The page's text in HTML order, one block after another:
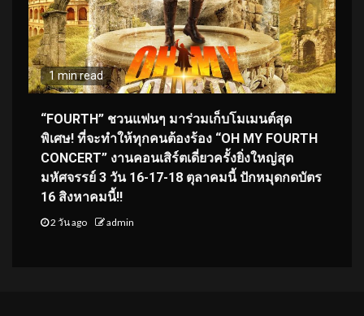
1 min read
“FOURTH” ชวนแฟนๆ มาร่วมเก็บโมเมนต์สุด
พิเศษ! ที่จะทำให้ทุกคนต้องร้อง “OH MY FOURTH
CONCERT” งานคอนเสิร์ตเดี่ยวครั้งยิ่งใหญ่สุด
มหัศจรรย์ 3 วัน 16-17-18 ตุลาคมนี้ ปักหมุดกดบัตร
16 สิงหาคมนี้!!
2 วัน ago admin